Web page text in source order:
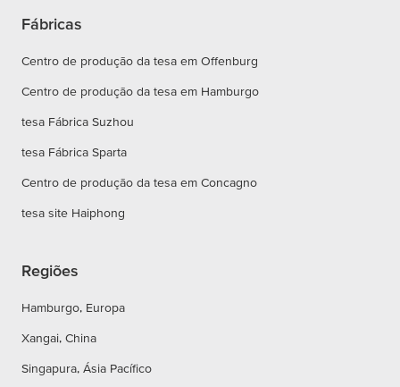
Fábricas
Centro de produção da tesa em Offenburg
Centro de produção da tesa em Hamburgo
tesa Fábrica Suzhou
tesa Fábrica Sparta
Centro de produção da tesa em Concagno
tesa site Haiphong
Regiões
Hamburgo, Europa
Xangai, China
Singapura, Ásia Pacífico